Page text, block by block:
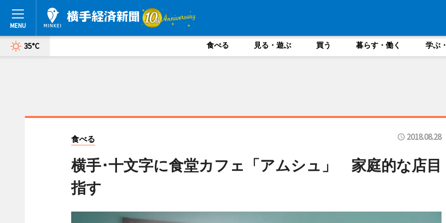
35°C 食べる 見る・遊ぶ 買う 暮らす・働く 学ぶ
食べる 2018.08.28
横手･十文字に食堂カフェ「アムシュ」 家庭的な店目
指す